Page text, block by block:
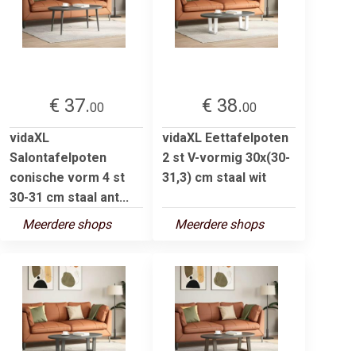
€ 37.00
vidaXL
Salontafelpoten
conische vorm 4 st
30-31 cm staal ant...
Meerdere shops
€ 38.00
vidaXL Eettafelpoten
2 st V-vormig 30x(30-
31,3) cm staal wit
Meerdere shops